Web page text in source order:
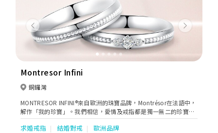
Previous Next
Montresor Infini
銅鑼灣
MONTRESOR INFINI®️來自歐洲的珠寶品牌，Montrésor在法語中，
解作「我的珍寶」。我們相信，愛情及戒指都是獨一無二的珍寶，
愛情如同珍寶一樣永不衰落，直到無盡的永恆（Infini）。
求婚戒指 結婚對戒 歐洲品牌